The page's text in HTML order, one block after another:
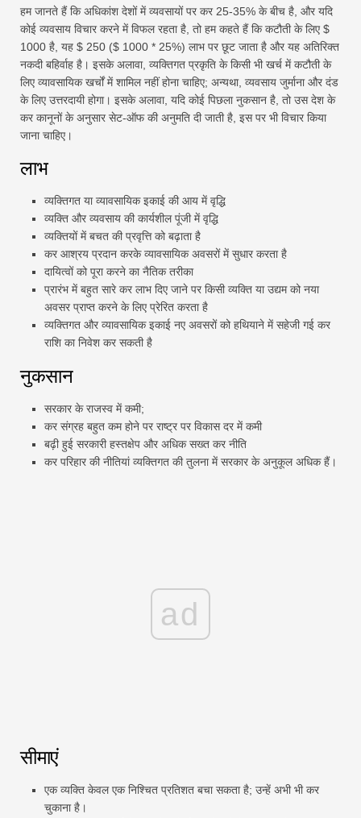
हम जानते हैं कि अधिकांश देशों में व्यवसायों पर कर 25-35% के बीच है, और यदि
कोई व्यवसाय विचार करने में विफल रहता है, तो हम कहते हैं कि कटौती के लिए $
1000 है, यह $ 250 ($ 1000 * 25%) लाभ पर छूट जाता है और यह अतिरिक्त
नकदी बहिर्वाह है। इसके अलावा, व्यक्तिगत प्रकृति के किसी भी खर्च में कटौती के
लिए व्यावसायिक खर्चों में शामिल नहीं होना चाहिए; अन्यथा, व्यवसाय जुर्माना और दंड
के लिए उत्तरदायी होगा। इसके अलावा, यदि कोई पिछला नुकसान है, तो उस देश के
कर कानूनों के अनुसार सेट-ऑफ की अनुमति दी जाती है, इस पर भी विचार किया
जाना चाहिए।
लाभ
व्यक्तिगत या व्यावसायिक इकाई की आय में वृद्धि
व्यक्ति और व्यवसाय की कार्यशील पूंजी में वृद्धि
व्यक्तियों में बचत की प्रवृत्ति को बढ़ाता है
कर आश्रय प्रदान करके व्यावसायिक अवसरों में सुधार करता है
दायित्वों को पूरा करने का नैतिक तरीका
प्रारंभ में बहुत सारे कर लाभ दिए जाने पर किसी व्यक्ति या उद्यम को नया
अवसर प्राप्त करने के लिए प्रेरित करता है
व्यक्तिगत और व्यावसायिक इकाई नए अवसरों को हथियाने में सहेजी गई कर
राशि का निवेश कर सकती है
नुकसान
सरकार के राजस्व में कमी;
कर संग्रह बहुत कम होने पर राष्ट्र पर विकास दर में कमी
बढ़ी हुई सरकारी हस्तक्षेप और अधिक सख्त कर नीति
कर परिहार की नीतियां व्यक्तिगत की तुलना में सरकार के अनुकूल अधिक हैं।
ad
सीमाएं
एक व्यक्ति केवल एक निश्चित प्रतिशत बचा सकता है; उन्हें अभी भी कर
चुकाना है।